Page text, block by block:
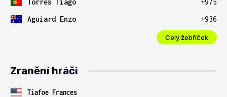
Torres Tiago
+975
Aguiard Enzo
+936
Celý žebříček
Zranění hráči
Tiafoe Frances